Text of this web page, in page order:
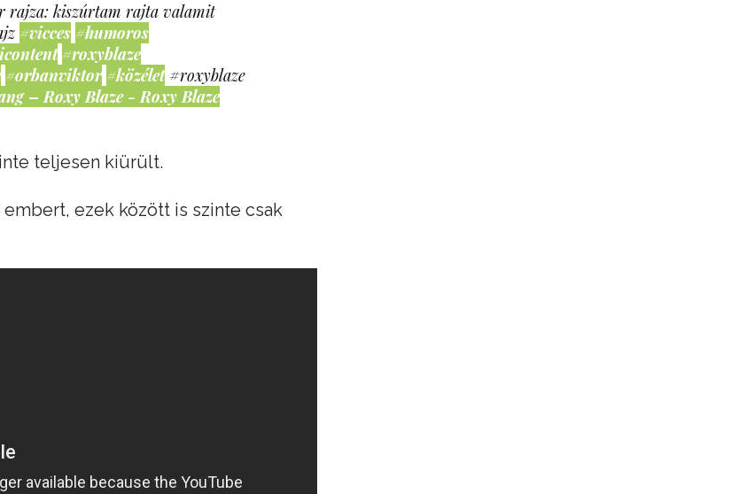
rajza: kiszúrtam rajta valamit
#vicces #humoros
#roxyblaze
#orbanviktor #közélet #roxyblaze
– Roxy Blaze - Roxy Blaze
teljesen kiürült.
ezek között is szinte csak